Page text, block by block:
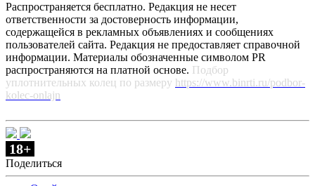
Распространяется бесплатно. Редакция не несет
ответственности за достоверность информации,
содержащейся в рекламных объявлениях и сообщениях
пользователей сайта. Редакция не предоставляет справочной
информации. Материалы обозначенные символом PR
распространяются на платной основе. Подбор
уплотнительных колец по размеру https://www.binrti.ru/podbor-
kolec-onlajn
18+
Поделиться